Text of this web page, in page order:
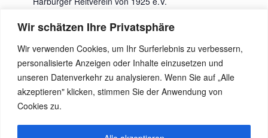
Wir schätzen Ihre Privatsphäre
Wir verwenden Cookies, um Ihr Surferlebnis zu verbessern,
personalisierte Anzeigen oder Inhalte einzusetzen und
unseren Datenverkehr zu analysieren. Wenn Sie auf „Alle
akzeptieren" klicken, stimmen Sie der Anwendung von
Cookies zu.
Rosengarten, 21224 Deutschland Google Karte
anzeigen
Großes Sommerturnier Mitgliederversammlung 2023